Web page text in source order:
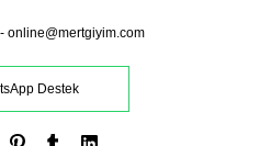
- online@mertgiyim.com
Destek